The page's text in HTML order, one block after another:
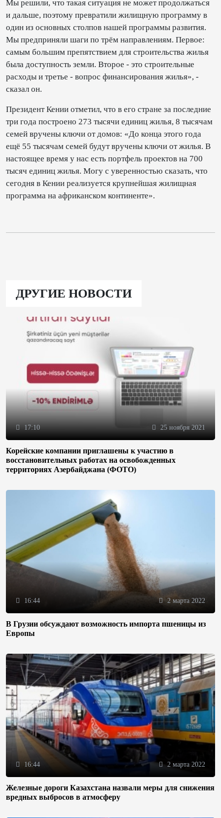
Мы решили, что такая ситуация не может продолжаться
и дальше, поэтому превратили жилищную программу в
один из основных столпов нашей программы развития.
Мы предприняли шаги по трём направлениям. Первое:
самым большим препятствием для строительства жилья
была доступность земли. Второе - это строительные
расходы и третье - вопрос финансирования жилья», -
сказал он.
Президент Кении отметил, что в его стране за последние
три года построено 273 тысячи единиц жилья, 8 тысячам
семей вручены ключи от домов: «До конца этого года
ещё 55 тысячам семей будут вручены ключи от жилья. В
настоящее время у нас есть портфель проектов на 700
тысяч единиц жилья. Могу с уверенностью сказать, что
сегодня в Кении реализуется крупнейшая жилищная
программа на африканском континенте».
ДРУГИЕ НОВОСТИ
17:10 25 ноября 2021
Корейские компании приглашены к участию в
восстановительных работах на освобожденных
территориях Азербайджана (ФОТО)
16:44 2 марта 2022
В Грузии обсуждают возможность импорта пшеницы из
Европы
16:44 2 марта 2022
Железные дороги Казахстана назвали меры для снижения
вредных выбросов в атмосферу